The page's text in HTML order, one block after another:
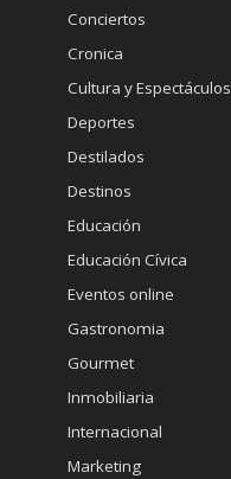
Conciertos
Cronica
Cultura y Espectáculos
Deportes
Destilados
Destinos
Educación
Educación Cívica
Eventos online
Gastronomia
Gourmet
Inmobiliaria
Internacional
Marketing